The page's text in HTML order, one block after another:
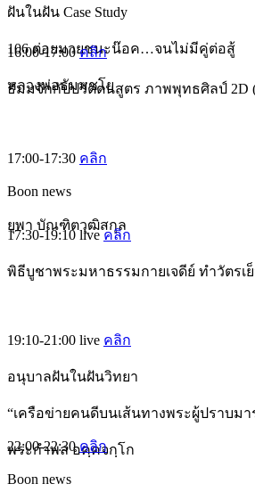
ฝันในฝัน Case Study
106 ต่อยมวยชนะน๊อค…จนไม่มีคู่ต่อสู้
หลวงพ่อธัมมชโย
16:00-17:00คลิก
ธัมมจักกัปปวัตตนสูตร ภาพพุทธศิลป์ 2D
17:00-17:30 คลิก
Boon news
ยุพา บัณฑิตวุฒิสกุล
17:30-19:10live คลิก
พิธีบูชาพระมหาธรรมกายเจดีย์ ทำวัตร
19:10-21:00 live คลิก
อนุบาลฝันในฝันวิทยา
“เครือข่ายคนดีบนเส้นทางพระผู้ปราบมา
พระกำพล อคฺคจกฺโก
22:00-22:30คลิก
Boon news